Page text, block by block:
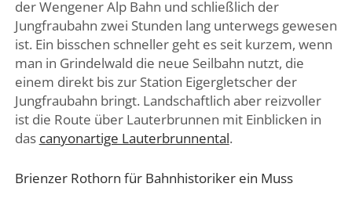
der Wengener Alp Bahn und schließlich der
Jungfraubahn zwei Stunden lang unterwegs gewesen
ist. Ein bisschen schneller geht es seit kurzem, wenn
man in Grindelwald die neue Seilbahn nutzt, die
einem direkt bis zur Station Eigergletscher der
Jungfraubahn bringt. Landschaftlich aber reizvoller
ist die Route über Lauterbrunnen mit Einblicken in
das canyonartige Lauterbrunnental.
Brienzer Rothorn für Bahnhistoriker ein Muss